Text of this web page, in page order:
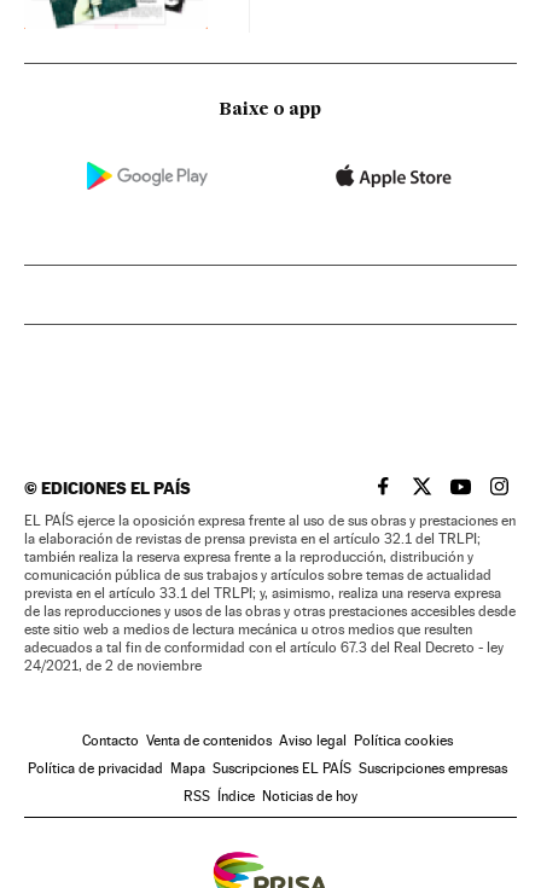
Baixe o app
©EDICIONES EL PAÍS EL PAÍS BRASIL EN
EL PAÍSEL PAÍS
EL
EL PAÍS ejerce la oposición expresa frente al uso de sus obras y prestaciones en
la elaboración de revistas de prensa prevista en el artículo 32.1 del TRLPI;
también realiza la reserva expresa frente a la reproducción, distribución y
comunicación pública de sus trabajos y artículos sobre temas de actualidad
prevista en el artículo 33.1 del TRLPI; y, asimismo, realiza una reserva expresa
de las reproducciones y usos de las obras y otras prestaciones accesibles desde
este sitio web a medios de lectura mecánica u otros medios que resulten
adecuados a tal fin de conformidad con el artículo 67.3 del Real Decreto - ley
24/2021, de 2 de noviembre
Contacto Venta de contenidos Aviso legal
Política cookies
Política de privacidad
Mapa Suscripciones EL PAÍS Suscripciones empresas
RSS
Índice Noticias de hoy